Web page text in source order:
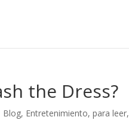
the Dress?
Blog, Entretenimiento,para leer,